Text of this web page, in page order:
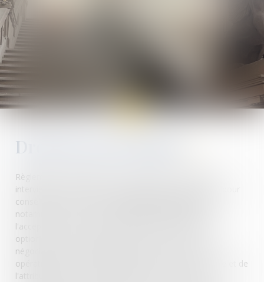
Droit des successions
Règlement à l’amiable ou au contentieux. Le Cabinet
intervient à tout moment de la succession. En amont, pour
conseiller les héritiers sur
notamment le conjoint survivant qui dispose, outre
l'acceptation ou la renonciation de la succession d'une
option successorale qui lui est réservée. Certaines
négociations peuvent également naître au cours des
opérations de succession s'agissant surtout du partage et de
l'attribution des lots à partager. En cas d'échec de la